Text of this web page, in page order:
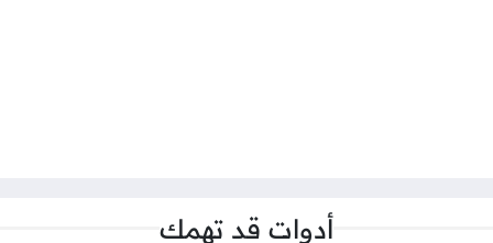
أدوات قد تهمك